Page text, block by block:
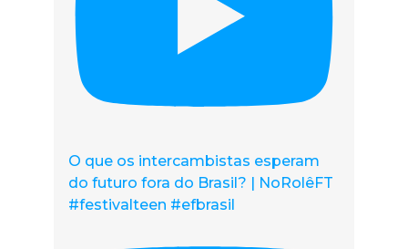
O que os intercambistas esperam
do futuro fora do Brasil? | NoRolêFT
#festivalteen #efbrasil